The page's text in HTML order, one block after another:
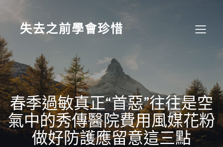
content
失去之前學會珍惜
春季過敏真正“首惡”往往是空
氣中的秀傳醫院費用風媒花粉
做好防護應留意這三點